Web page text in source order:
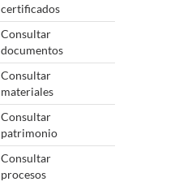
certificados
Consultar
documentos
Consultar
materiales
Consultar
patrimonio
Consultar
procesos